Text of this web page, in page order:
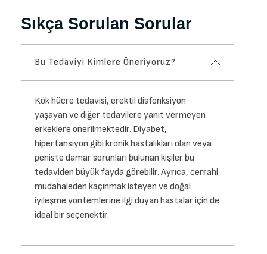
Sıkça Sorulan Sorular
Bu Tedaviyi Kimlere Öneriyoruz?
Kök hücre tedavisi, erektil disfonksiyon
yaşayan ve diğer tedavilere yanıt vermeyen
erkeklere önerilmektedir. Diyabet,
hipertansiyon gibi kronik hastalıkları olan veya
peniste damar sorunları bulunan kişiler bu
tedaviden büyük fayda görebilir. Ayrıca, cerrahi
müdahaleden kaçınmak isteyen ve doğal
iyileşme yöntemlerine ilgi duyan hastalar için de
ideal bir seçenektir.